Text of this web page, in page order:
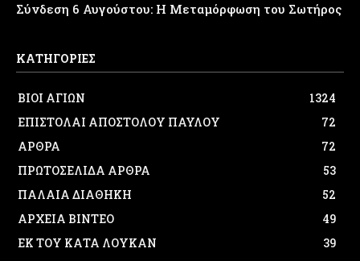
Σύνδεση 6 Αυγούστου: Η Μεταμόρφωση του Σωτήρος
ΚΑΤΗΓΟΡΙΕΣ
ΒΙΟΙ ΑΓΙΩΝ
1324
ΕΠΙΣΤΟΛΑΙ ΑΠΟΣΤΟΛΟΥ ΠΑΥΛΟΥ
72
ΑΡΘΡΑ
72
ΠΡΩΤΟΣΕΛΙΔΑ ΑΡΘΡΑ
53
ΠΑΛΑΙΑ ΔΙΑΘΗΚΗ
52
ΑΡΧΕΙΑ ΒΙΝΤΕΟ
49
ΕΚ ΤΟΥ ΚΑΤΑ ΛΟΥΚΑΝ
39